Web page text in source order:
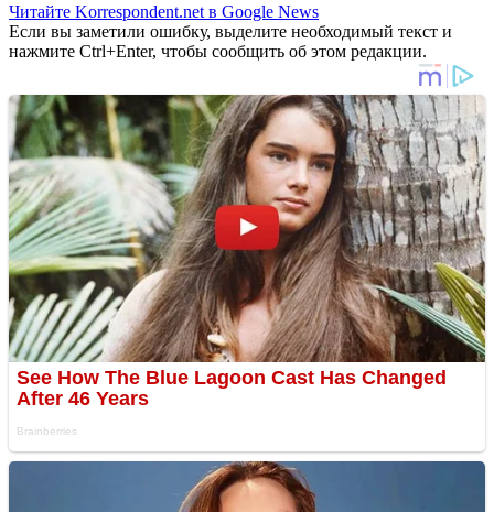
Читайте Korrespondent.net в Google News
Если вы заметили ошибку, выделите необходимый текст и
нажмите Ctrl+Enter, чтобы сообщить об этом редакции.